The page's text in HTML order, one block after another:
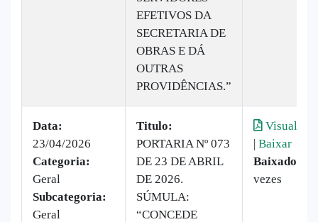
EFETIVOS DA
SECRETARIA DE
OBRAS E DÁ
OUTRAS
PROVIDÊNCIAS.”
Data:
23/04/2026
Categoria:
Geral
Subcategoria:
Geral
Titulo:
PORTARIA Nº 073
DE 23 DE ABRIL
DE 2026.
SÚMULA:
“CONCEDE
Visualizar
| Baixar
Baixado:
vezes